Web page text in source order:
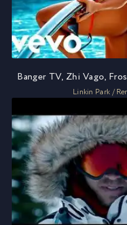
Banger TV, Zhi Vago,
Linkin Park /